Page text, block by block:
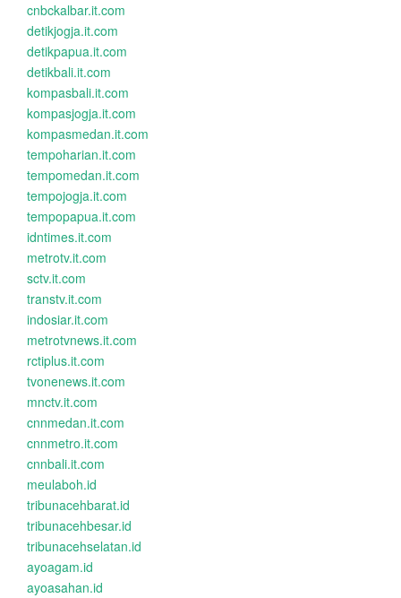
cnbckalbar.it.com
detikjogja.it.com
detikpapua.it.com
detikbali.it.com
kompasbali.it.com
kompasjogja.it.com
kompasmedan.it.com
tempoharian.it.com
tempomedan.it.com
tempojogja.it.com
tempopapua.it.com
idntimes.it.com
metrotv.it.com
sctv.it.com
transtv.it.com
indosiar.it.com
metrotvnews.it.com
rctiplus.it.com
tvonenews.it.com
mnctv.it.com
cnnmedan.it.com
cnnmetro.it.com
cnnbali.it.com
meulaboh.id
tribunacehbarat.id
tribunacehbesar.id
tribunacehselatan.id
ayoagam.id
ayoasahan.id